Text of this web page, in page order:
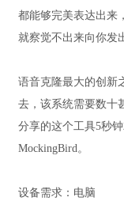
都能够完美表达出来
就察觉不出来向你发
语音克隆最大的创新
去，该系统需要数十
分享的这个工具5秒
MockingBird。
设备需求：电脑